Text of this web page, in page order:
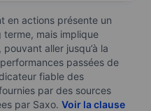
en actions présente un
mais implique
aller jusqu’à la
passées de
fiable des
par des sources
par Saxo. Voir la clause